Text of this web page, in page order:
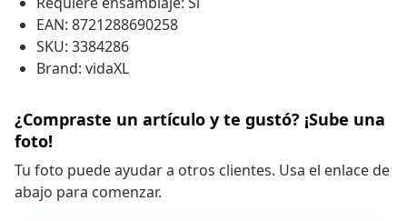
EAN: 8721288690258
SKU: 3384286
Brand: vidaXL
¿Compraste un artículo y te gustó? ¡Sube una
foto!
Tu foto puede ayudar a otros clientes. Usa el enlace de
abajo para comenzar.